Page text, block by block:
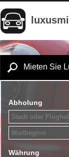
Mieten Sie
Abholung
Währung